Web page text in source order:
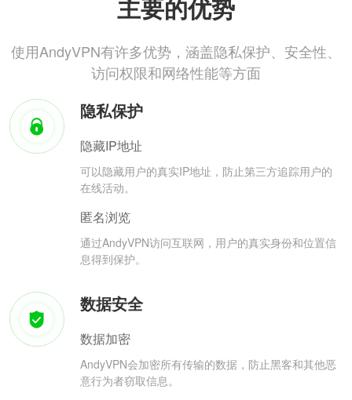
主要的优势
使用AndyVPN有许多优势，涵盖隐私保护、安全性、
访问权限和网络性能等方面
隐私保护
隐藏IP地址
可以隐藏用户的真实IP地址，防止第三方追踪用户的
在线活动。
匿名浏览
通过AndyVPN访问互联网，用户的真实身份和位置信
息得到保护。
数据安全
数据加密
AndyVPN会加密所有传输的数据，防止黑客和其他恶
意行为者窃取信息。